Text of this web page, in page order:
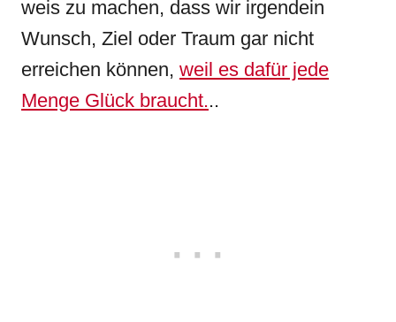
weis zu machen, dass wir irgendein
Wunsch, Ziel oder Traum gar nicht
erreichen können, weil es dafür jede
Menge Glück braucht...